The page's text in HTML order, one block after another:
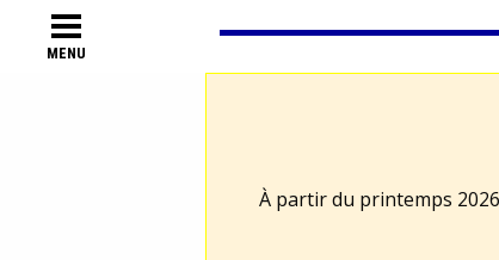
MENU
À partir du printemps